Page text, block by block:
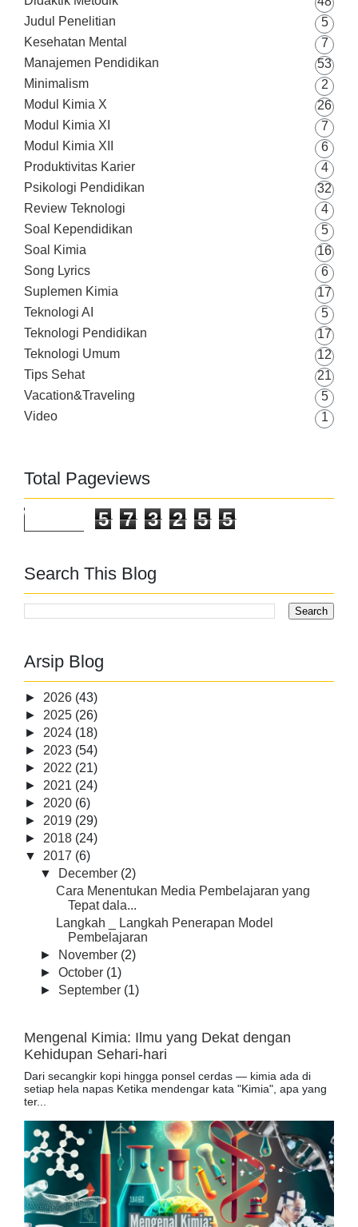
Judul Penelitian
5
Kesehatan Mental
7
Manajemen Pendidikan
53
Minimalism
2
Modul Kimia X
26
Modul Kimia XI
7
Modul Kimia XII
6
Produktivitas Karier
4
Psikologi Pendidikan
32
Review Teknologi
4
Soal Kependidikan
5
Soal Kimia
16
Song Lyrics
6
Suplemen Kimia
17
Teknologi AI
5
Teknologi Pendidikan
17
Teknologi Umum
12
Tips Sehat
21
Vacation&Traveling
5
Video
1
Total Pageviews
5 7 3 2 5 5
Search This Blog
Arsip Blog
► 2026 (43)
► 2025 (26)
► 2024 (18)
► 2023 (54)
► 2022 (21)
► 2021 (24)
► 2020 (6)
► 2019 (29)
► 2018 (24)
▼ 2017 (6)
▼
December (2)
Cara Menentukan Media Pembelajaran yang
Tepat dala...
Langkah _ Langkah Penerapan Model
Pembelajaran
►
November (2)
►October (1)
► September (1)
Mengenal Kimia: Ilmu yang Dekat dengan
Kehidupan Sehari-hari
Dari secangkir kopi hingga ponsel cerdas — kimia ada di
setiap hela napas Ketika mendengar kata "Kimia", apa yang
ter...